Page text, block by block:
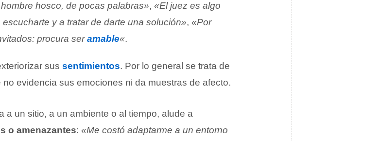
hosco, de pocas palabras», «El juez es algo
y a tratar de darte una solución», «Por
procura seramable«.
sus sentimientos. Por lo general se trata de
evidencia sus emociones ni da muestras de afecto.
a un sitio, a un ambiente o al tiempo, alude a
o amenazantes: «Me costó adaptarme a un entorno